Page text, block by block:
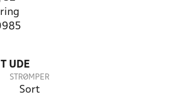
UDE
STRØMPER
Sort